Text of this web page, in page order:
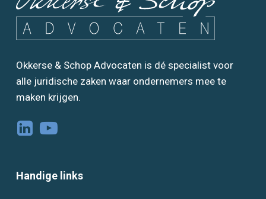
Okkerse & Schop Advocaten is dé specialist voor
alle juridische zaken waar ondernemers mee te
maken krijgen.
Handige links